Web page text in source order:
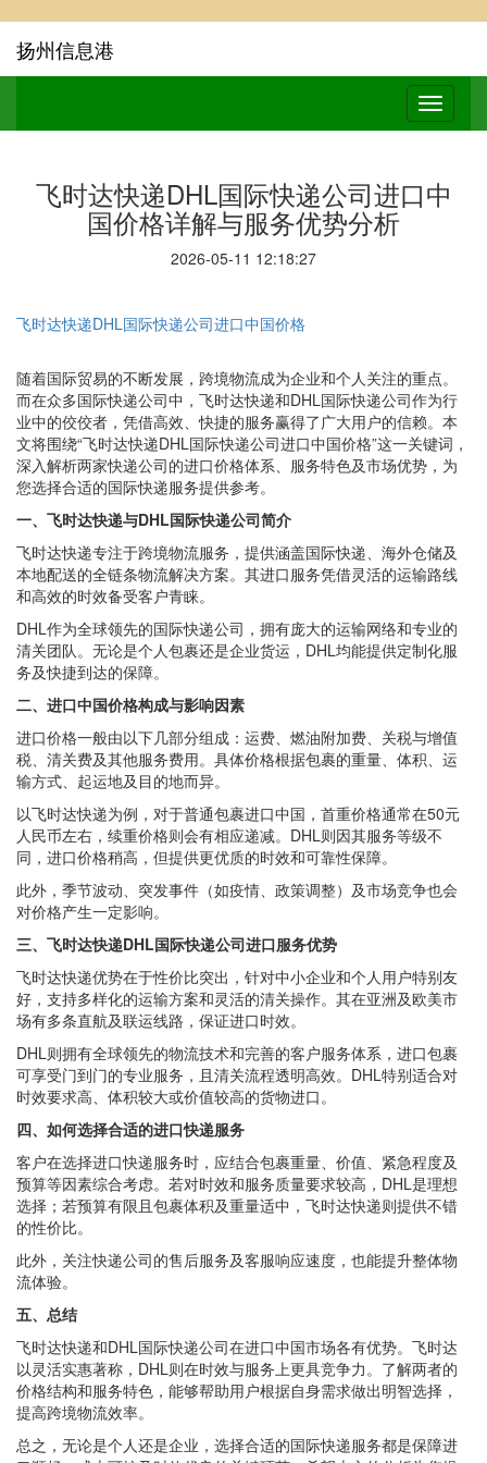
扬州信息港
飞时达快递DHL国际快递公司进口中
国价格详解与服务优势分析
2026-05-11 12:18:27
飞时达快递DHL国际快递公司进口中国价格
随着国际贸易的不断发展，跨境物流成为企业和个人关注的重点。
而在众多国际快递公司中，飞时达快递和DHL国际快递公司作为行
业中的佼佼者，凭借高效、快捷的服务赢得了广大用户的信赖。本
文将围绕“飞时达快递DHL国际快递公司进口中国价格”这一关键词，
深入解析两家快递公司的进口价格体系、服务特色及市场优势，为
您选择合适的国际快递服务提供参考。
一、飞时达快递与DHL国际快递公司简介
飞时达快递专注于跨境物流服务，提供涵盖国际快递、海外仓储及
本地配送的全链条物流解决方案。其进口服务凭借灵活的运输路线
和高效的时效备受客户青睐。
DHL作为全球领先的国际快递公司，拥有庞大的运输网络和专业的
清关团队。无论是个人包裹还是企业货运，DHL均能提供定制化服
务及快捷到达的保障。
二、进口中国价格构成与影响因素
进口价格一般由以下几部分组成：运费、燃油附加费、关税与增值
税、清关费及其他服务费用。具体价格根据包裹的重量、体积、运
输方式、起运地及目的地而异。
以飞时达快递为例，对于普通包裹进口中国，首重价格通常在50元
人民币左右，续重价格则会有相应递减。DHL则因其服务等级不
同，进口价格稍高，但提供更优质的时效和可靠性保障。
此外，季节波动、突发事件（如疫情、政策调整）及市场竞争也会
对价格产生一定影响。
三、飞时达快递DHL国际快递公司进口服务优势
飞时达快递优势在于性价比突出，针对中小企业和个人用户特别友
好，支持多样化的运输方案和灵活的清关操作。其在亚洲及欧美市
场有多条直航及联运线路，保证进口时效。
DHL则拥有全球领先的物流技术和完善的客户服务体系，进口包裹
可享受门到门的专业服务，且清关流程透明高效。DHL特别适合对
时效要求高、体积较大或价值较高的货物进口。
四、如何选择合适的进口快递服务
客户在选择进口快递服务时，应结合包裹重量、价值、紧急程度及
预算等因素综合考虑。若对时效和服务质量要求较高，DHL是理想
选择；若预算有限且包裹体积及重量适中，飞时达快递则提供不错
的性价比。
此外，关注快递公司的售后服务及客服响应速度，也能提升整体物
流体验。
五、总结
飞时达快递和DHL国际快递公司在进口中国市场各有优势。飞时达
以灵活实惠著称，DHL则在时效与服务上更具竞争力。了解两者的
价格结构和服务特色，能够帮助用户根据自身需求做出明智选择，
提高跨境物流效率。
总之，无论是个人还是企业，选择合适的国际快递服务都是保障进